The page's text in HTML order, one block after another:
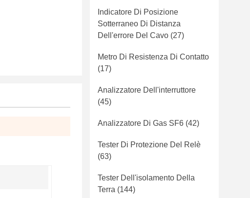
Indicatore Di Posizione
Sotterraneo Di Distanza
Dell'errore Del Cavo (27)
Metro Di Resistenza Di Contatto
(17)
Analizzatore Dell'interruttore
(45)
Analizzatore Di Gas SF6 (42)
Tester Di Protezione Del Relè
(63)
Tester Dell'isolamento Della
Terra (144)